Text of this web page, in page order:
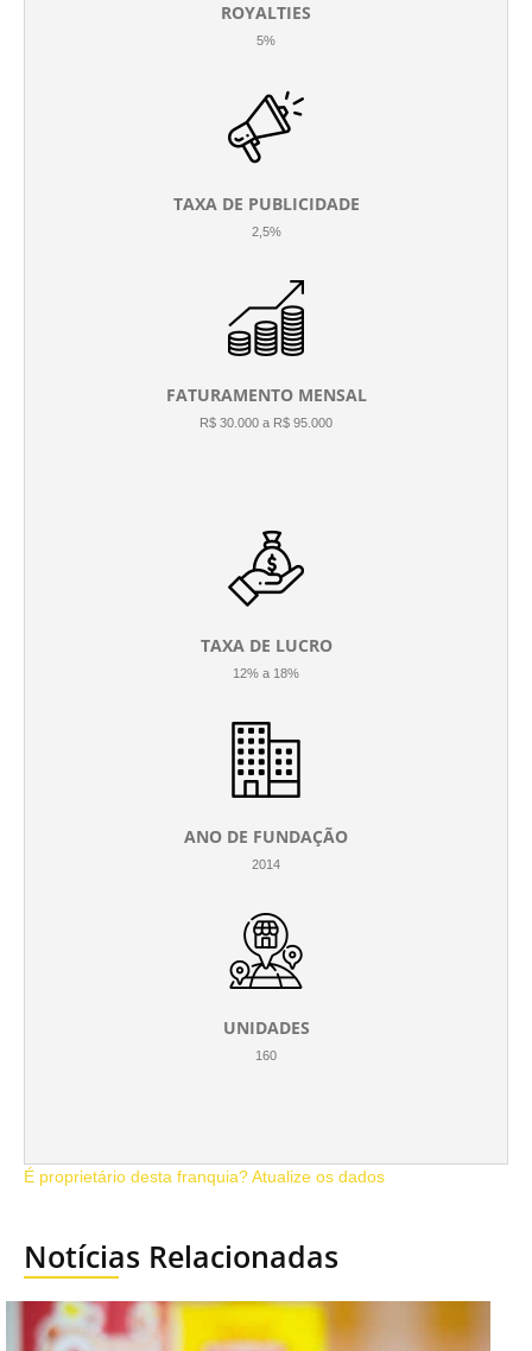
ROYALTIES
5%
TAXA DE PUBLICIDADE
2,5%
FATURAMENTO MENSAL
R$ 30.000 a R$ 95.000
TAXA DE LUCRO
12% a 18%
ANO DE FUNDAÇÃO
2014
UNIDADES
160
É proprietário desta franquia? Atualize os dados
Notícias Relacionadas